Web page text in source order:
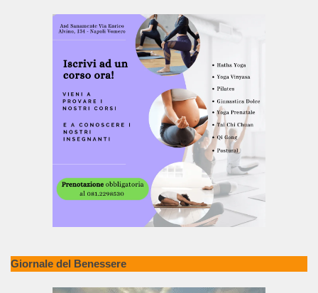
Giornale del Benessere